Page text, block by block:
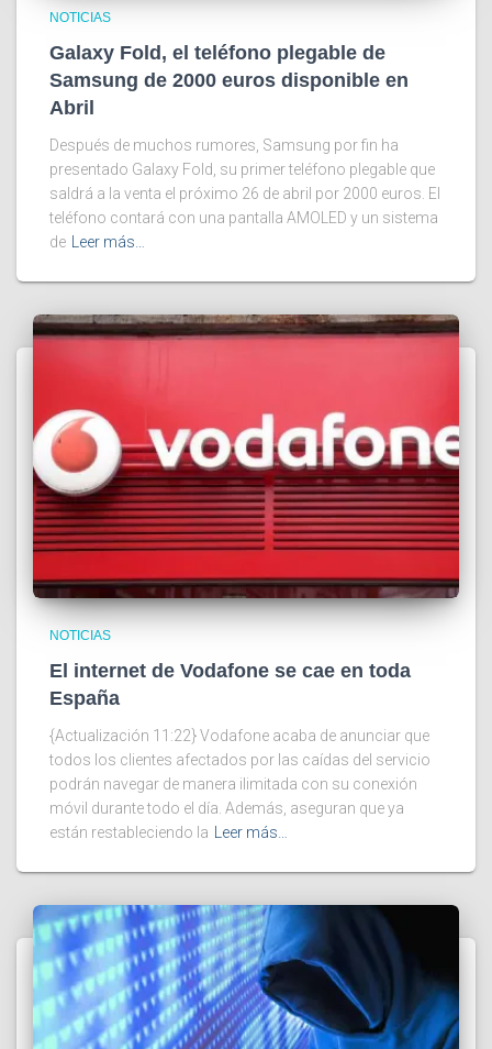
NOTICIAS
Galaxy Fold, el teléfono plegable de
Samsung de 2000 euros disponible en
Abril
Después de muchos rumores, Samsung por fin ha
presentado Galaxy Fold, su primer teléfono plegable que
saldrá a la venta el próximo 26 de abril por 2000 euros. El
teléfono contará con una pantalla AMOLED y un sistema
de
Leer más…
NOTICIAS
El internet de Vodafone se cae en toda
España
{Actualización 11:22} Vodafone acaba de anunciar que
todos los clientes afectados por las caídas del servicio
podrán navegar de manera ilimitada con su conexión
móvil durante todo el día. Además, aseguran que ya
están restableciendo la Leer más…